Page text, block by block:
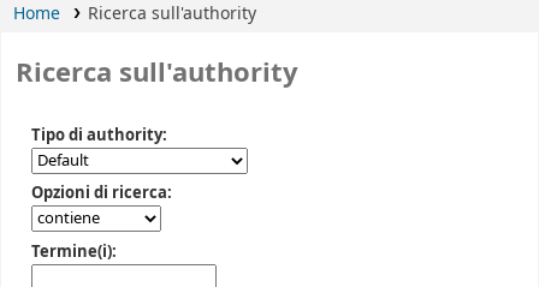
Home Ricerca sull'authority
Ricerca sull'authority
Tipo di authority:
Opzioni di ricerca:
Termine(i):